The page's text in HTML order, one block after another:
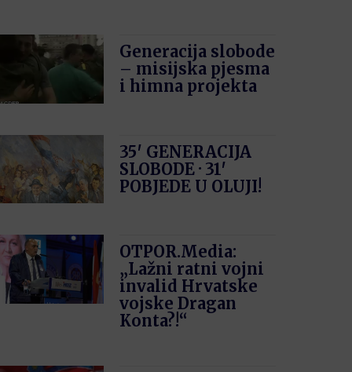
Generacija slobode
– misijska pjesma
i himna projekta
35′ GENERACIJA
SLOBODE · 31′
POBJEDE U OLUJI!
OTPOR.Media:
„Lažni ratni vojni
invalid Hrvatske
vojske Dragan
Konta?!“